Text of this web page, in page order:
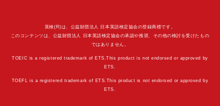
英検(R)は、公益財団法人 日本英語検定協会の登録商標です。
このコンテンツは、公益財団法人 日本英語検定協会の承認や推奨、その他の検討を受けたもの
ではありません。
TOEIC is a registered trademark of ETS.This product is not endorsed or approved by
ETS.
TOEFL is a registered trademark of ETS.This product is not endorsed or approved by
ETS.